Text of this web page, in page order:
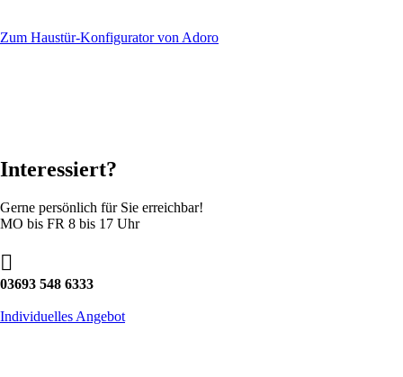
Zum Haustür-Konfigurator von Adoro
Interessiert?
Gerne persönlich für Sie erreichbar!
MO bis FR 8 bis 17 Uhr

03693 548 6333
Individuelles Angebot